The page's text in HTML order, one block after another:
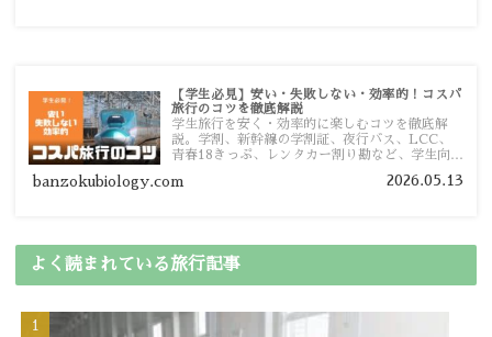
【学生必見】安い・失敗しない・効率的！コスパ
旅行のコツを徹底解説
学生旅行を安く・効率的に楽しむコツを徹底解
説。学割、新幹線の学割証、夜行バス、LCC、
青春18きっぷ、レンタカー割り勘など、学生向け
banzokubiology.com 2026.05.13
よく読まれている旅行記事